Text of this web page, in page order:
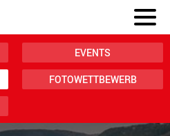
EVENTS
FOTOWETTBEWERB